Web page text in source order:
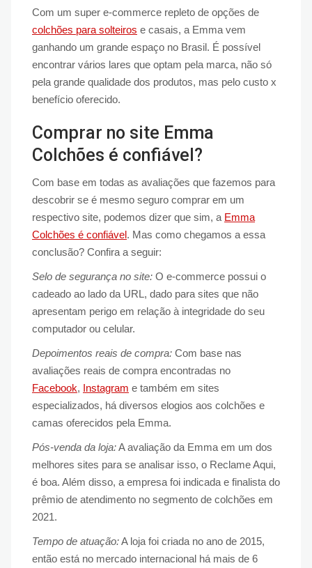
Com um super e-commerce repleto de opções de
colchões para solteiros e casais, a Emma vem
ganhando um grande espaço no Brasil. É possível
encontrar vários lares que optam pela marca, não só
pela grande qualidade dos produtos, mas pelo custo x
benefício oferecido.
Comprar no site Emma
Colchões é confiável?
Com base em todas as avaliações que fazemos para
descobrir se é mesmo seguro comprar em um
respectivo site, podemos dizer que sim, a Emma
Colchões é confiável . Mas como chegamos a essa
conclusão? Confira a seguir:
Selo de segurança no site: O e-commerce possui o
cadeado ao lado da URL, dado para sites que não
apresentam perigo em relação à integridade do seu
computador ou celular.
Depoimentos reais de compra: Com base nas
avaliações reais de compra encontradas no
Facebook, Instagram e também em sites
especializados, há diversos elogios aos colchões e
camas oferecidos pela Emma.
Pós-venda da loja:A avaliação da Emma em um dos
melhores sites para se analisar isso, o Reclame Aqui,
é boa. Além disso, a empresa foi indicada e finalista do
prêmio de atendimento no segmento de colchões em
2021.
Tempo de atuação:A loja foi criada no ano de 2015,
então está no mercado internacional há mais de 6